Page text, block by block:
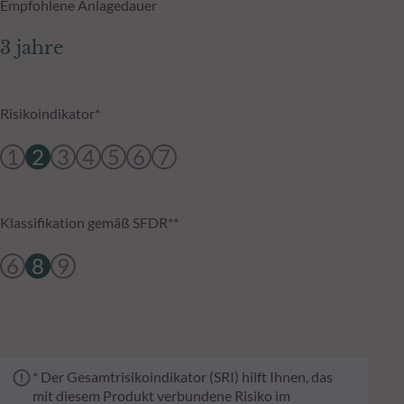
Empfohlene Anlagedauer
3 jahre
Risikoindikator*
1 2 3 4 5 6 7
Klassifikation gemäß SFDR**
6 8 9
* Der Gesamtrisikoindikator (SRI) hilft Ihnen, das
mit diesem Produkt verbundene Risiko im